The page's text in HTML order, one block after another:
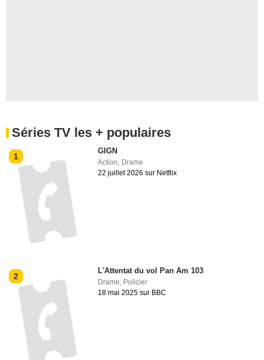
Séries TV les + populaires
1
GIGN
Action Drame
22 juillet 2026 sur Netflix
2
L'Attentat du vol Pan Am 103
Drame, Policier
18 mai 2025 sur BBC